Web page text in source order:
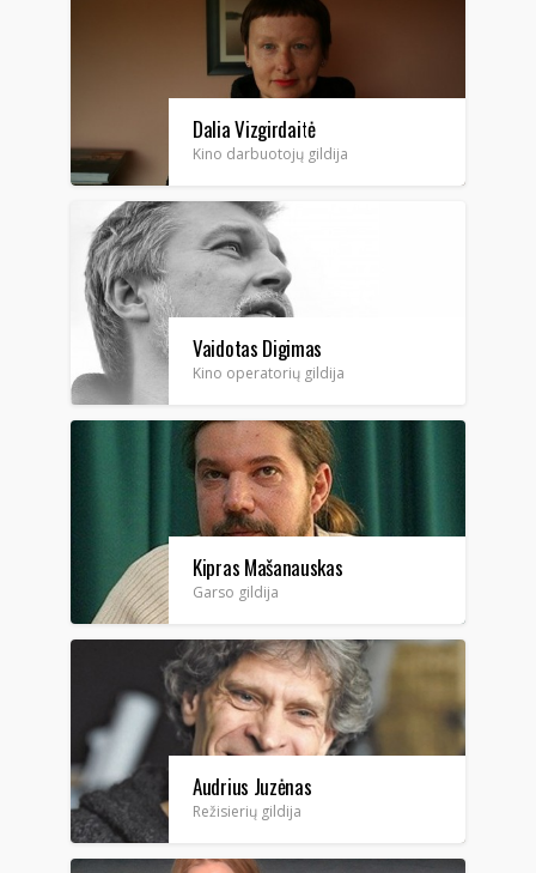
Dalia Vizgirdaitė
Kino darbuotojų gildija
Vaidotas Digimas
Kino operatorių gildija
Kipras Mašanauskas
Garso gildija
Audrius Juzėnas
Režisierių gildija